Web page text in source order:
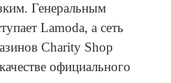
Генеральным
Lamoda, а сеть
Charity Shop
официального